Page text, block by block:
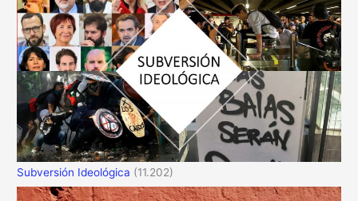
Subversión Ideológica (11.202)